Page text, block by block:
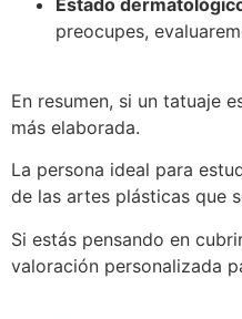
Estado
preocupes,
En resumen, si un tatuaje
más elaborada.
La persona ideal para
de las artes plásticas que
Si estás pensando en
valoración personalizada